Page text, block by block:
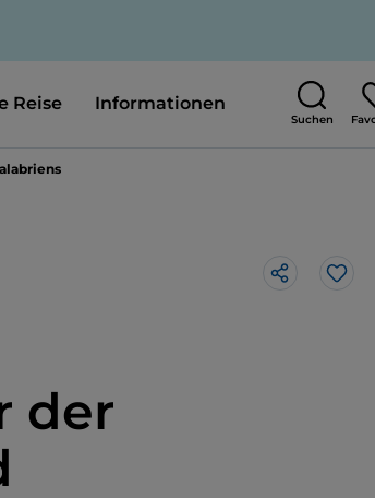
Reise Informationen
Suchen
der
Like